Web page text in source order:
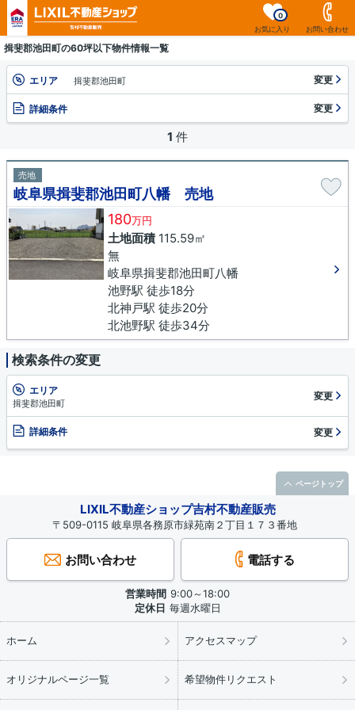
お気に入り
0
お問い合わせ
揖斐郡池田町の60坪以下物件情報一覧
エリア 揖斐郡池田町 変更
詳細条件 変更
1 件
売地
岐阜県揖斐郡池田町八幡 売地
180万円
土地面積115.59㎡
無
岐阜県揖斐郡池田町八幡
池野駅 徒歩18分
北神戸駅 徒歩20分
北池野駅 徒歩34分
検索条件の変更
エリア
揖斐郡池田町
変更
詳細条件 変更
LIXIL不動産ショップ吉村不動産販売
〒509-0115 岐阜県各務原市緑苑南２丁目１７３番地
お問い合わせ 電話する
営業時間 9:00～18:00
定休日 毎週水曜日
ホーム アクセスマップ
オリジナルページ一覧 希望物件リクエスト
ページトップ